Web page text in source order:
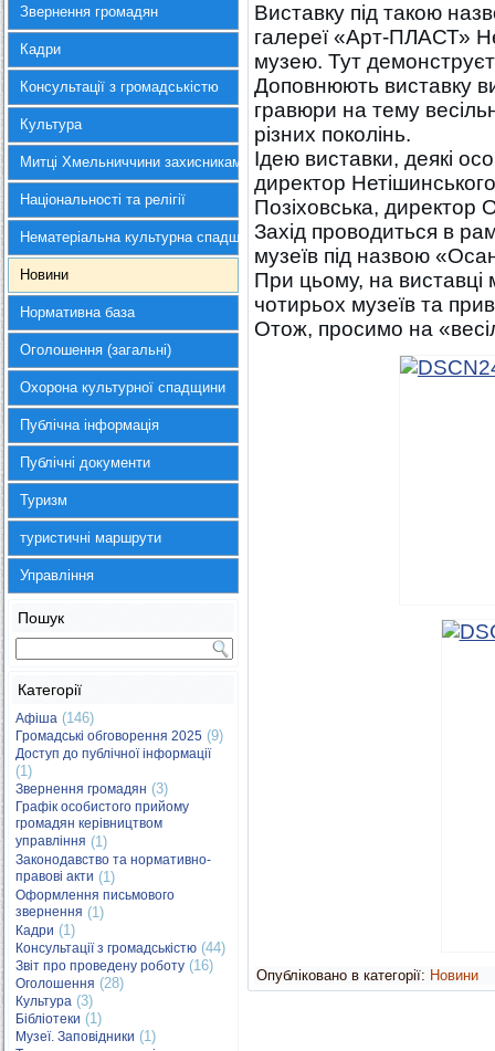
Звернення громадян
Кадри
Консультації з громадськістю
Культура
Митці Хмельниччини захисникам України
Національності та релігії
Нематеріальна культурна спадщина
Новини
Нормативна база
Оголошення (загальні)
Охорона культурної спадщини
Публічна інформація
Публічні документи
Туризм
туристичні маршрути
Управління
Пошук
Категорії
Афіша (146)
Громадські обговорення 2025 (9)
Доступ до публічної інформації
(1)
Звернення громадян (3)
Графік особистого прийому
громадян керівництвом
управління (1)
Законодавство та нормативно-
правові акти (1)
Оформлення письмового
звернення (1)
Кадри (1)
Консультації з громадськістю (44)
Звіт про проведену роботу (16)
Оголошення (28)
Культура (3)
Бібліотеки (1)
Музеї. Заповідники (1)
Виставку під такою
галереї «Арт-ПЛАСТ»
музею. Тут
Доповнюють виставку
гравюри на тему
різних поколінь.
Ідею виставки, деякі
директор
Позіховська, директор
Захід проводиться в
музеїв під назвою
При цьому, на виставці
чотирьох музеїв та
Отож, просимо на
Опубліковано в категорії: Новини